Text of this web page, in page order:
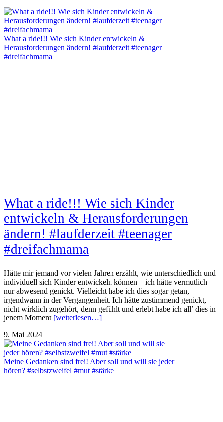
What a ride!!! Wie sich Kinder entwickeln &
Herausforderungen ändern! #laufderzeit #teenager
#dreifachmama
What a ride!!! Wie sich Kinder
entwickeln & Herausforderungen
ändern! #laufderzeit #teenager
#dreifachmama
Hätte mir jemand vor vielen Jahren erzählt, wie unterschiedlich und
individuell sich Kinder entwickeln können – ich hätte vermutlich
nur abwesend genickt. Vielleicht habe ich dies sogar getan,
irgendwann in der Vergangenheit. Ich hätte zustimmend genickt,
nicht wirklich zugehört, denn gefühlt und erlebt habe ich all’ dies in
jenem Moment [weiterlesen…]
9. Mai 2024
Meine Gedanken sind frei! Aber soll und will sie jeder
hören? #selbstzweifel #mut #stärke